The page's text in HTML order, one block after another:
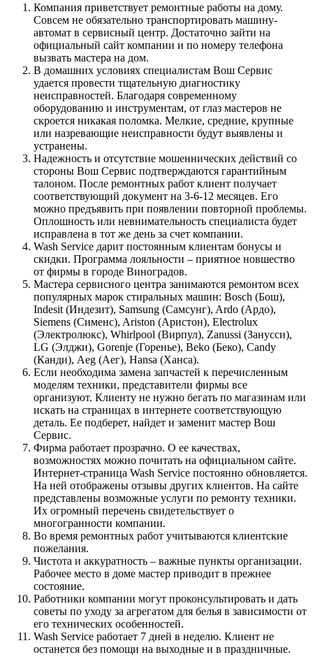
Компания приветствует ремонтные работы на дому.
Совсем не обязательно транспортировать машину-
автомат в сервисный центр. Достаточно зайти на
официальный сайт компании и по номеру телефона
вызвать мастера на дом.
В домашних условиях специалистам Вош Сервис
удается провести тщательную диагностику
неисправностей. Благодаря современному
оборудованию и инструментам, от глаз мастеров не
cкроется никакая поломка. Мелкие, средние, крупные
или назревающие неисправности будут выявлены и
устранены.
Надежность и отсутствие мошеннических действий со
стороны Вош Сервис подтверждаются гарантийным
талоном. После ремонтных работ клиент получает
соответствующий документ на 3-6-12 месяцев. Его
можно предъявить при появлении повторной проблемы.
Оплошность или невнимательность специалиста будет
исправлена в тот же день за счет компании.
Wash Service дарит постоянным клиентам бонусы и
скидки. Программа лояльности – приятное новшество
от фирмы в городе Виноградов.
Мастера сервисного центра занимаются ремонтом всех
популярных марок стиральных машин: Bosch (Бош),
Indesit (Индезит), Samsung (Самсунг), Ardo (Ардо),
Siemens (Сименс), Ariston (Аристон), Electrolux
(Электролюкс), Whirlpool (Вирпул), Zanussi (Занусси),
LG (Элджи), Gorenje (Горенье), Beko (Беко), Candy
(Канди), Аеg (Aeг), Hansa (Ханса).
Если необходима замена запчастей к перечисленным
моделям техники, представители фирмы все
организуют. Клиенту не нужно бегать по магазинам или
искать на страницах в интернете соответствующую
деталь. Ее подберет, найдет и заменит мастер Вош
Сервис.
Фирма работает прозрачно. О ее качествах,
возможностях можно почитать на официальном сайте.
Интернет-страница Wash Service постоянно обновляется.
На ней отображены отзывы других клиентов. На сайте
представлены возможные услуги по ремонту техники.
Их огромный перечень свидетельствует о
многогранности компании.
Во время ремонтных работ учитываются клиентские
пожелания.
Чистота и аккуратность – важные пункты организации.
Рабочее место в доме мастер приводит в прежнее
состояние.
Работники компании могут проконсультировать и дать
советы по уходу за агрегатом для белья в зависимости от
его технических особенностей.
Wash Service работает 7 дней в неделю. Клиент не
останется без помощи на выходные и в праздничные.